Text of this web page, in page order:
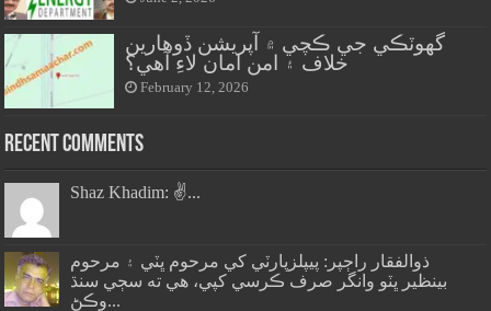
گهوٽڪي جي ڪچي ۾ آپريشن ڏوهارين
خلاف ۽ امن امان لاءِ آهي؟
February 12, 2026
Recent Comments
Shaz Khadim: ✌️...
ذوالفقار راڄپر: پيپلزپارٽي کي مرحوم ڀٽي ۽ مرحوم
بينظير ڀٽو وانگر صرف ڪرسي کپي، هي ته سڄي سنڌ
وڪڻ...